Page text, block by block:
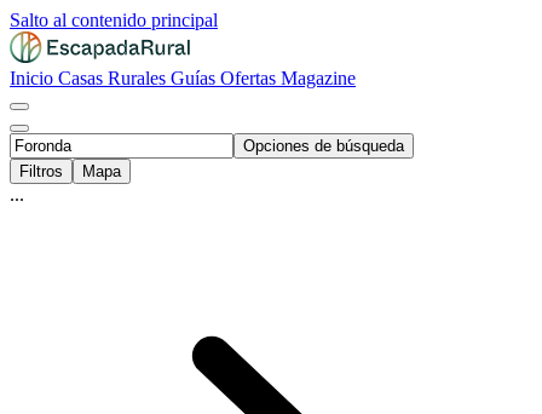
Salto al contenido principal
Inicio Casas Rurales Guías Ofertas Magazine
Opciones de búsqueda
Filtros
Mapa
...